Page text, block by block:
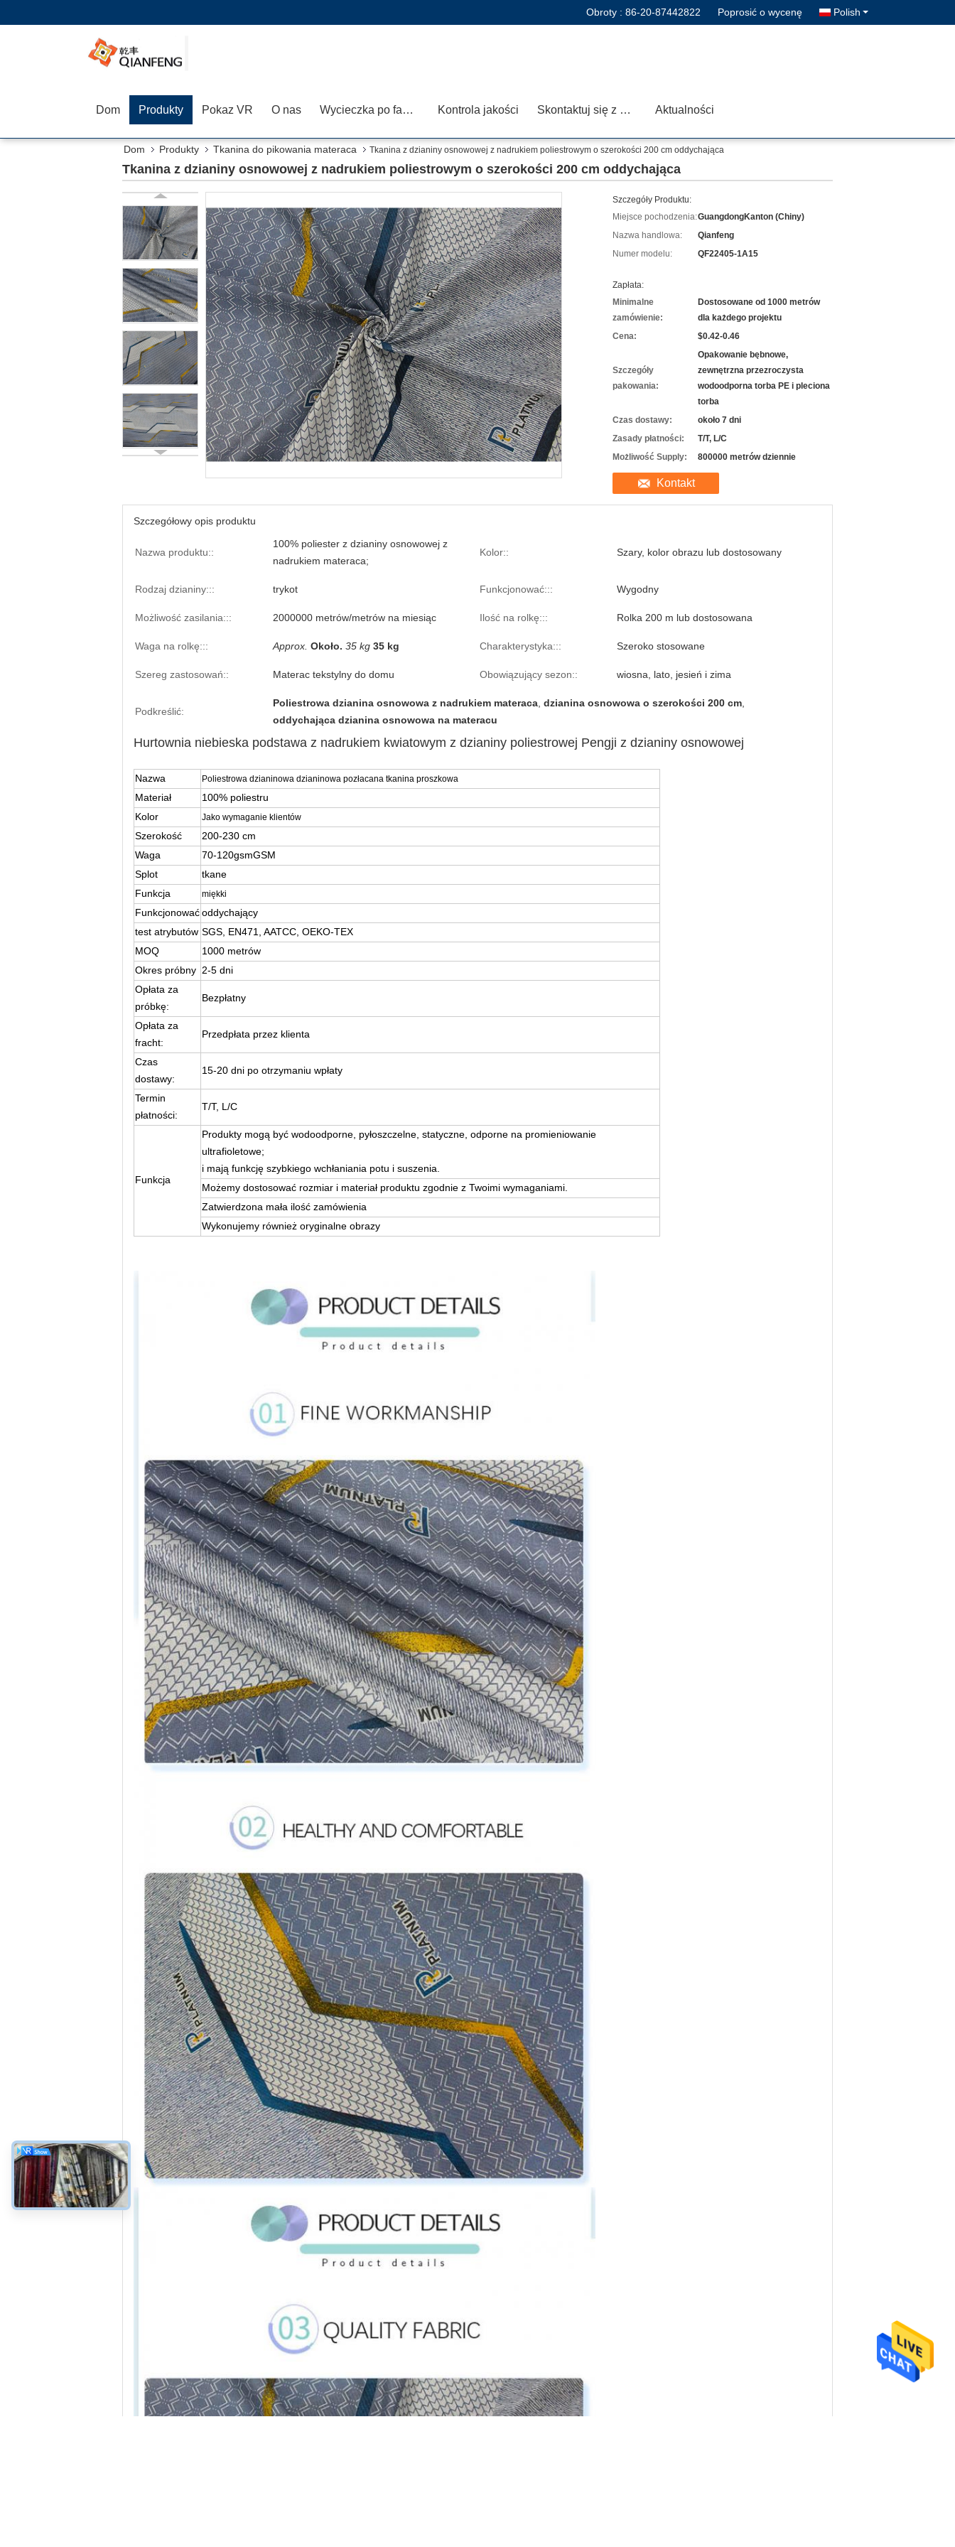
Obroty : 86-20-87442822 Poprosić o wycenę Polish
Dom Produkty Pokaz VR O nas Wycieczka po fabryce Kontrola jakości Skontaktuj się z nami Aktualności
Dom Produkty Tkanina do pikowania materaca Tkanina z dzianiny osnowowej z nadrukiem poliestrowym o szerokości 200 cm oddychająca
Tkanina z dzianiny osnowowej z nadrukiem poliestrowym o szerokości 200 cm oddychająca
Szczegóły Produktu:
Miejsce pochodzenia:GuangdongKanton (Chiny)
Nazwa handlowa:
Qianfeng
Numer modelu:
QF22405-1A15
Zapłata:
Minimalne
zamówienie:
Dostosowane od 1000 metrów
dla każdego projektu
Cena:
$0.42-0.46
Szczegóły
pakowania:
Opakowanie bębnowe,
zewnętrzna przezroczysta
wodoodporna torba PE i pleciona
torba
Czas dostawy:
około 7 dni
Zasady płatności:
T/T, L/C
Możliwość Supply:
800000 metrów dziennie
Kontakt
Szczegółowy opis produktu
Nazwa produktu::
100% poliester z dzianiny osnowowej z
nadrukiem materaca;
Kolor:: Szary, kolor obrazu lub dostosowany
Rodzaj dzianiny::: trykot Funkcjonować::: Wygodny
Możliwość zasilania::: 2000000 metrów/metrów na miesiąc Ilość na rolkę::: Rolka 200 m lub dostosowana
Waga na rolkę::: Approx. Około. 35 kg 35 kg Charakterystyka::: Szeroko stosowane
Szereg zastosowań:: Materac tekstylny do domu Obowiązujący sezon:: wiosna, lato, jesień i zima
Podkreślić:
Poliestrowa dzianina osnowowa z nadrukiem materaca dzianina osnowowa o szerokości 200 cm
oddychająca dzianina osnowowa na materacu
Hurtownia niebieska podstawa z nadrukiem kwiatowym z dzianiny poliestrowej Pengji z dzianiny osnowowej
Nazwa Poliestrowa dzianinowa dzianinowa pozłacana tkanina proszkowa
Materiał
100% poliestru
Kolor
Jako wymaganie klientów
Szerokość
200-230 cm
Waga
70-120gsmGSM
Splot
tkane
Funkcja
miękki
Funkcjonowaćoddychający
test atrybutów SGS, EN471, AATCC, OEKO-TEX
MOQ
1000 metrów
Okres próbny 2-5 dni
Opłata za
próbkę:
Bezpłatny
Opłata za
fracht:
Przedpłata przez klienta
Czas
dostawy:
15-20 dni po otrzymaniu wpłaty
Termin
płatności:
T/T, L/C
Funkcja
Produkty mogą być wodoodporne, pyłoszczelne, statyczne, odporne na promieniowanie
ultrafioletowe;
i mają funkcję szybkiego wchłaniania potu i suszenia.
Możemy dostosować rozmiar i materiał produktu zgodnie z Twoimi wymaganiami.
Zatwierdzona mała ilość zamówienia
Wykonujemy również oryginalne obrazy